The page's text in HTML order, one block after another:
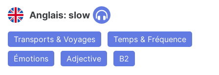
Anglais: slow
Transports & Voyages
Temps & Fréquence
Émotions
Adjective B2